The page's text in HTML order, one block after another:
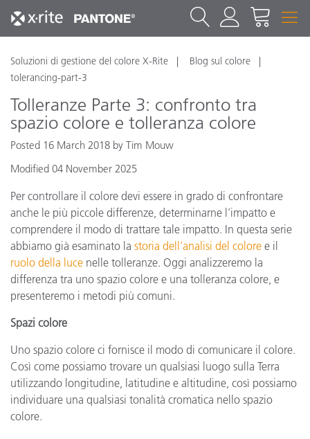
Soluzioni di gestione del colore X-Rite
Blog sul colore
tolerancing-part-3
Tolleranze Parte 3: confronto tra
spazio colore e tolleranza colore
Posted 16 March 2018 by Tim Mouw
Modified 04 November 2025
Per controllare il colore devi essere in grado di confrontare
anche le più piccole differenze, determinarne l’impatto e
comprendere il modo di trattare tale impatto. In questa serie
abbiamo già esaminato la storia dell’analisi del colore e il
ruolo della luce nelle tolleranze. Oggi analizzeremo la
differenza tra uno spazio colore e una tolleranza colore, e
presenteremo i metodi più comuni.
Spazi colore
Uno spazio colore ci fornisce il modo di comunicare il colore.
Così come possiamo trovare un qualsiasi luogo sulla Terra
utilizzando longitudine, latitudine e altitudine, così possiamo
individuare una qualsiasi tonalità cromatica nello spazio
colore.